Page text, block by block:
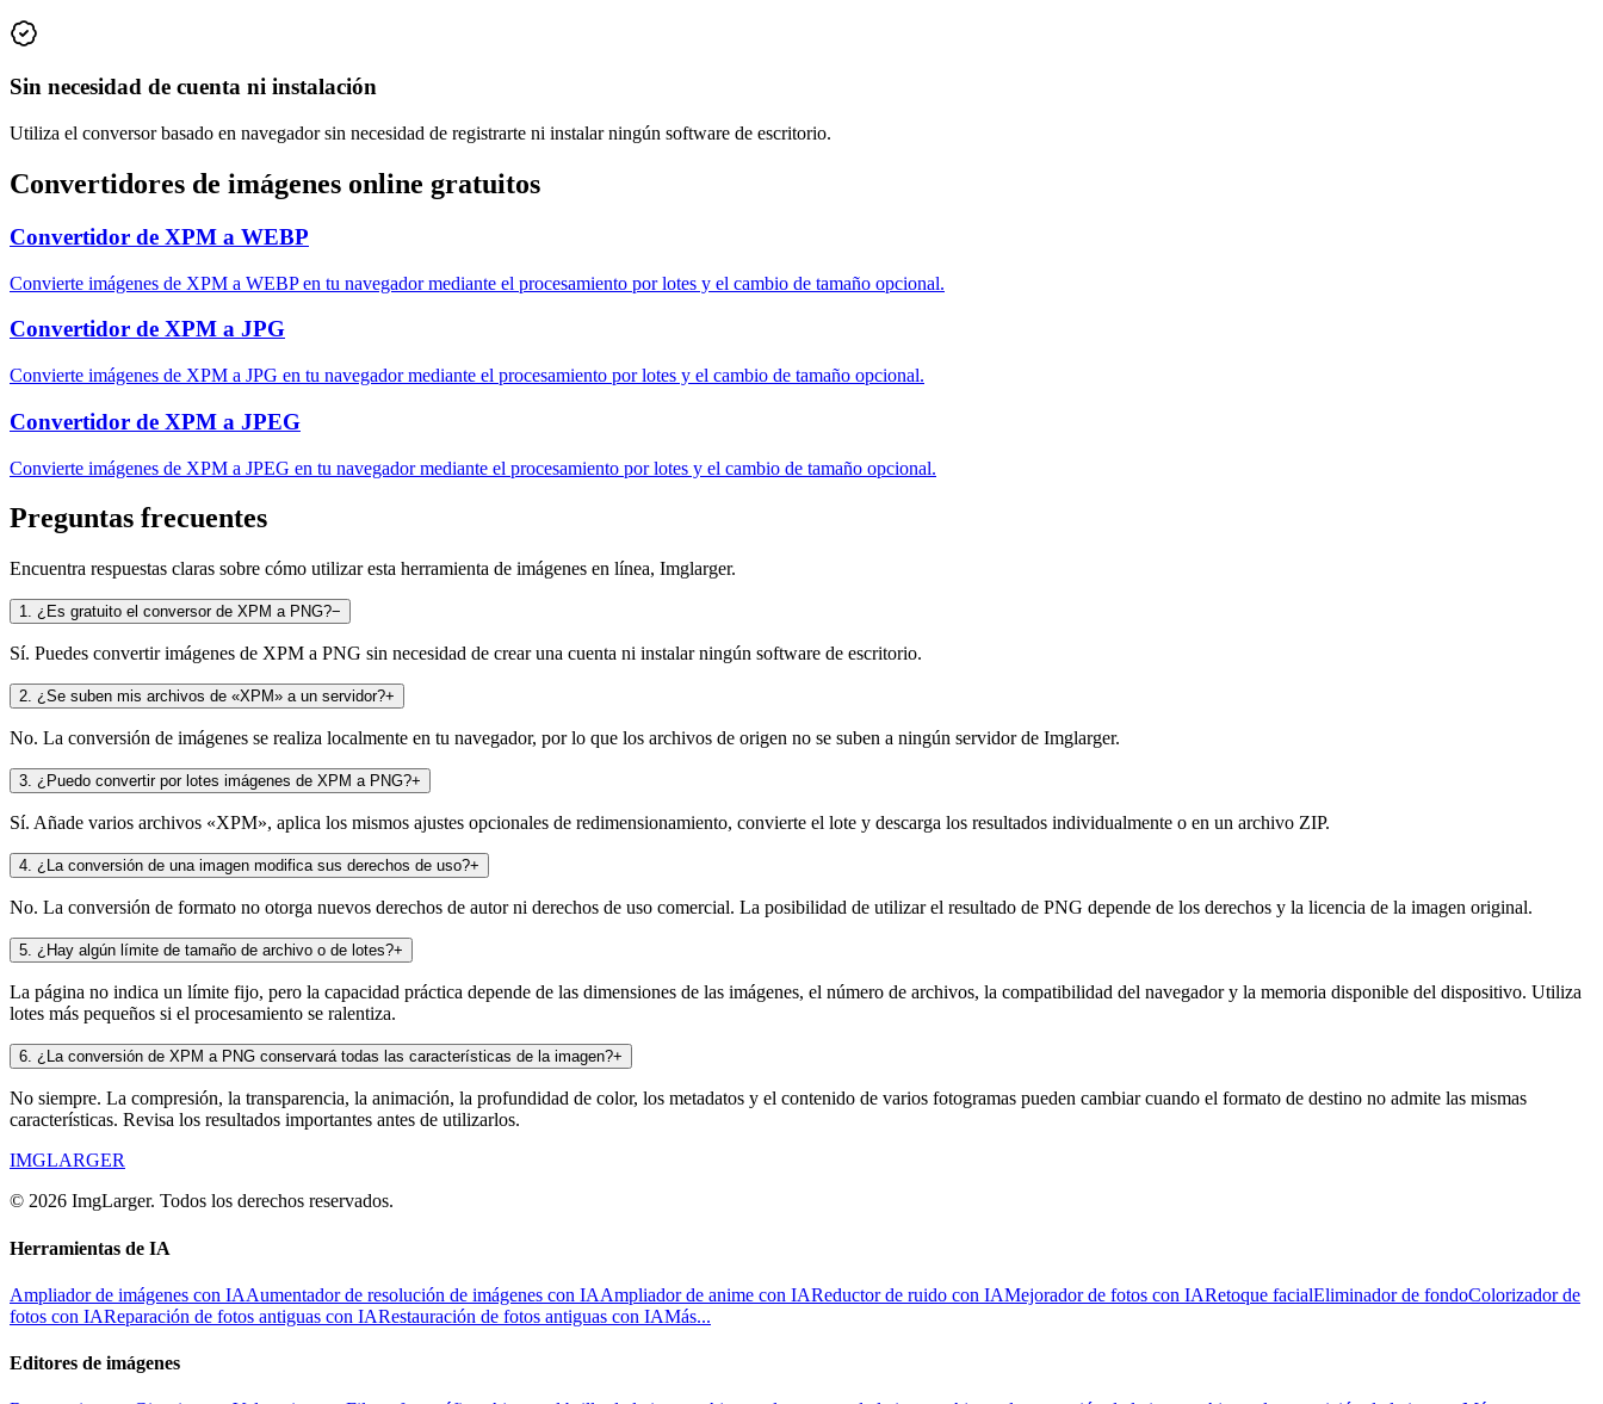
Sin necesidad de cuenta ni instalación
Utiliza el conversor basado en navegador sin necesidad de registrarte ni instalar ningún software de escritorio.
Convertidores de imágenes online gratuitos
Convertidor de XPM a WEBP
Convierte imágenes de XPM a WEBP en tu navegador mediante el procesamiento por lotes y el cambio de tamaño opcional.
Convertidor de XPM a JPG
Convierte imágenes de XPM a JPG en tu navegador mediante el procesamiento por lotes y el cambio de tamaño opcional.
Convertidor de XPM a JPEG
Convierte imágenes de XPM a JPEG en tu navegador mediante el procesamiento por lotes y el cambio de tamaño opcional.
Preguntas frecuentes
Encuentra respuestas claras sobre cómo utilizar esta herramienta de imágenes en línea, Imglarger.
1. ¿Es gratuito el conversor de XPM a PNG?−
Sí. Puedes convertir imágenes de XPM a PNG sin necesidad de crear una cuenta ni instalar ningún software de escritorio.
2. ¿Se suben mis archivos de «XPM» a un servidor?+
No. La conversión de imágenes se realiza localmente en tu navegador, por lo que los archivos de origen no se suben a ningún servidor de Imglarger.
3. ¿Puedo convertir por lotes imágenes de XPM a PNG?+
Sí. Añade varios archivos «XPM», aplica los mismos ajustes opcionales de redimensionamiento, convierte el lote y descarga los resultados individualmente o en un archivo ZIP.
4. ¿La conversión de una imagen modifica sus derechos de uso?+
No. La conversión de formato no otorga nuevos derechos de autor ni derechos de uso comercial. La posibilidad de utilizar el resultado de PNG depende de los derechos y la licencia de la imagen original.
5. ¿Hay algún límite de tamaño de archivo o de lotes?+
La página no indica un límite fijo, pero la capacidad práctica depende de las dimensiones de las imágenes, el número de archivos, la compatibilidad del navegador y la memoria disponible del dispositivo. Utiliza
lotes más pequeños si el procesamiento se ralentiza.
6. ¿La conversión de XPM a PNG conservará todas las características de la imagen?+
No siempre. La compresión, la transparencia, la animación, la profundidad de color, los metadatos y el contenido de varios fotogramas pueden cambiar cuando el formato de destino no admite las mismas
características. Revisa los resultados importantes antes de utilizarlos.
IMGLARGER
© 2026 ImgLarger. Todos los derechos reservados.
Herramientas de IA
Ampliador de imágenes con IAAumentador de resolución de imágenes con IAAmpliador de anime con IAReductor de ruido con IAMejorador de fotos con IARetoque facialEliminador de fondoColorizador de
fotos con IAReparación de fotos antiguas con IARestauración de fotos antiguas con IAMás...
Editores de imágenes